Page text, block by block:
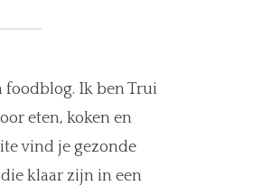
Ik ben Trui
eten, koken en
vind je gezonde
klaar zijn in een